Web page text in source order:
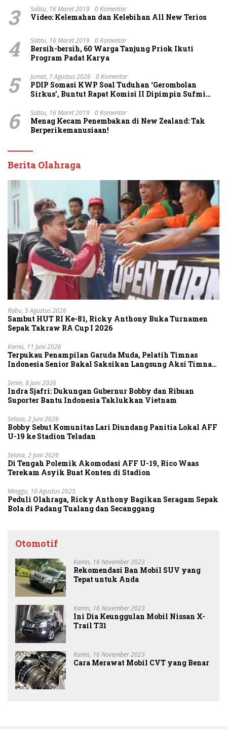
3 Sabtu, 16 Maret 2019 0 Komentar
Video: Kelemahan dan Kelebihan All New Terios
4 Sabtu, 16 Maret 2019 0 Komentar
Bersih-bersih, 60 Warga Tanjung Priok Ikuti
Program Padat Karya
5 Jumat, 7 Agustus 2026 0 Komentar
PDIP Somasi KWP Soal Tuduhan ‘Gerombolan
Sirkus’, Buntut Rapat Komisi II Dipimpin Sufmi
6 Sabtu, 16 Maret 2019 0 Komentar
Menag Kecam Penembakan di New Zealand: Tak
Berperikemanusiaan!
Berita Olahraga
Rabu, 5 Agustus 2026
Sambut HUT RI Ke-81, Ricky Anthony Buka Turnamen
Sepak Takraw RA Cup I 2026
Kamis, 11 Juni 2026
Terpukau Penampilan Garuda Muda, Pelatih Timnas
Indonesia Senior Bakal Saksikan Langsung Aksi Timnas
Senin, 8 Juni 2026
Indra Sjafri: Dukungan Gubernur Bobby dan Ribuan
Suporter Bantu Indonesia Taklukkan Vietnam
Selasa, 2 Juni 2026
Bobby Sebut Komunitas Lari Diundang Panitia Lokal AFF
U-19 ke Stadion Teladan
Selasa, 2 Juni 2026
Di Tengah Polemik Akomodasi AFF U-19, Rico Waas
Terekam Asyik Buat Konten di Stadion
Minggu, 10 Agustus 2025
Peduli Olahraga, Ricky Anthony Bagikan Seragam Sepak
Bola di Padang Tualang dan Secanggang
Otomotif
Kamis, 16 November 2023
Rekomendasi Ban Mobil SUV yang
Tepat untuk Anda
Kamis, 16 November 2023
Ini Dia Keunggulan Mobil Nissan X-
Trail T31
Kamis, 16 November 2023
Cara Merawat Mobil CVT yang Benar